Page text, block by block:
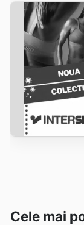
Cele mai